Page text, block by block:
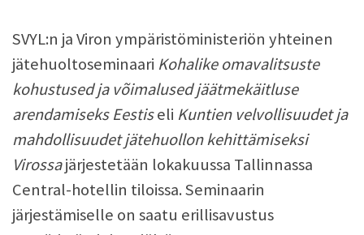
SVYL:n ja Viron ympäristöministeriön yhteinen
jätehuoltoseminaari Kohalike omavalitsuste
kohustused ja võimalused jäätmekäitluse
arendamiseks Eestiseli Kuntien velvollisuudet ja
mahdollisuudet jätehuollon kehittämiseksi
Virossajärjestetään lokakuussa Tallinnassa
Central-hotellin tiloissa. Seminaarin
järjestämiselle on saatu erillisavustus